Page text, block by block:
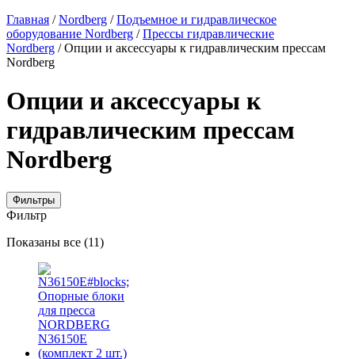
Главная /Nordberg /Подъемное и гидравлическое
оборудование Nordberg /Прессы гидравлические
Nordberg / Опции и аксессуары к гидравлическим прессам
Nordberg
Опции и аксессуары к
гидравлическим прессам
Nordberg
Фильтры
Фильтр
Показаны все (11)Цены: